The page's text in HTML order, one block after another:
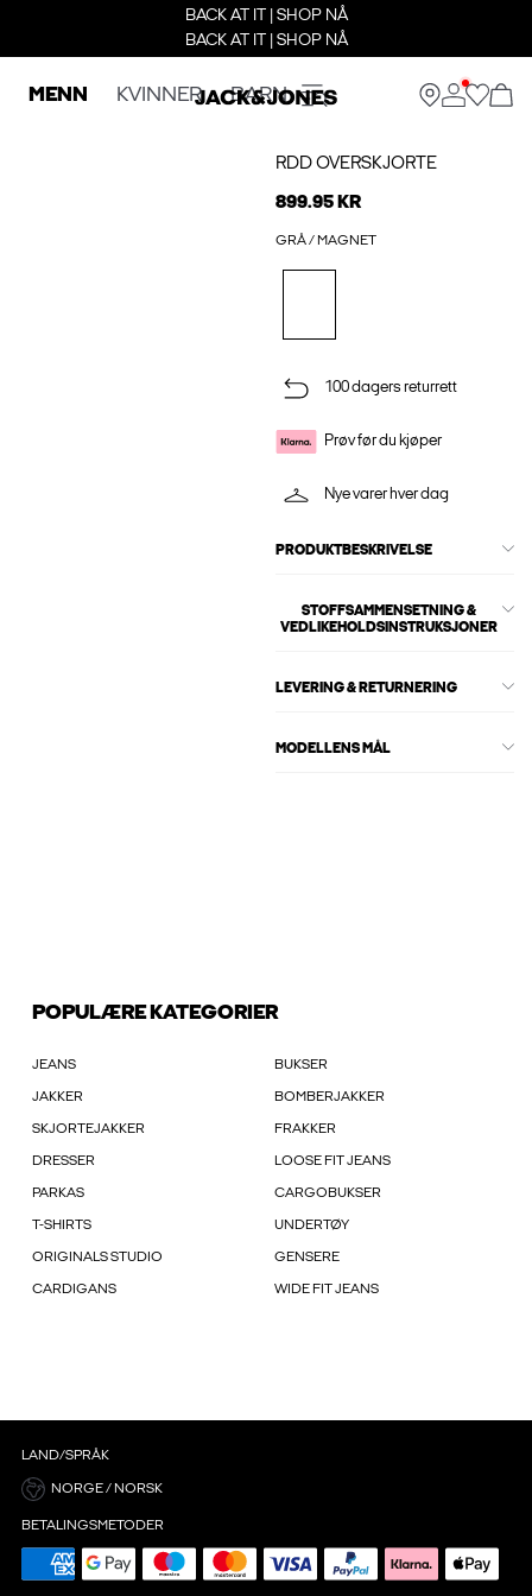
BACK AT IT | SHOP NÅ
BACK AT IT | SHOP NÅ
MENN KVINNER BARN
RDD OVERSKJORTE
899.95 KR
GRÅ / MAGNET
100 dagers returrett
Prøv før du kjøper
Nye varer hver dag
PRODUKTBESKRIVELSE
STOFFSAMMENSETNING &
VEDLIKEHOLDSINSTRUKSJONER
LEVERING & RETURNERING
MODELLENS MÅL
POPULÆRE KATEGORIER
JEANS BUKSER
JAKKER BOMBERJAKKER
SKJORTEJAKKER FRAKKER
DRESSER LOOSE FIT JEANS
PARKAS CARGOBUKSER
T-SHIRTS UNDERTØY
ORIGINALS STUDIO GENSERE
CARDIGANS WIDE FIT JEANS
LAND/SPRÅK
NORGE / NORSK
BETALINGSMETODER